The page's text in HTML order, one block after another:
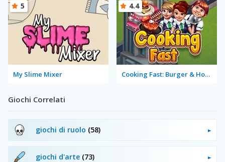
My Slime Mixer
5
Cooking Fast: Burger & Hotdog
4.4
Giochi Correlati
giochi di ruolo (58)
giochi d'arte (73)